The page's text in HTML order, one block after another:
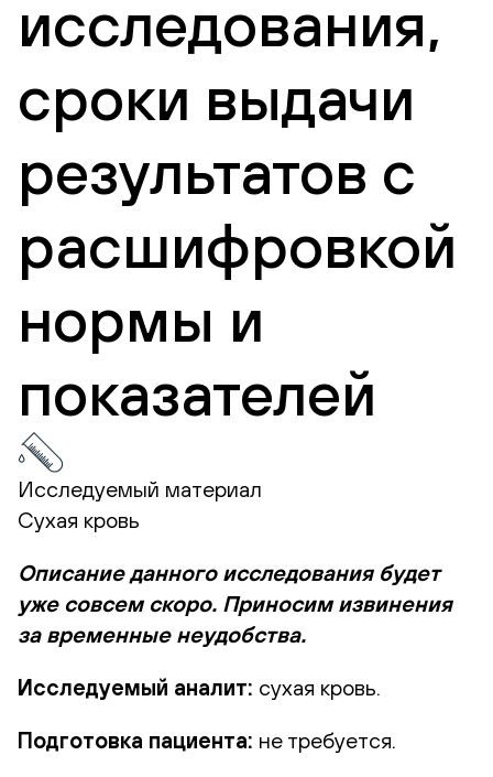
исследования,
сроки выдачи
результатов с
расшифровкой
нормы и
показателей
Исследуемый материал
Сухая кровь
Описание данного исследования будет
уже совсем скоро. Приносим извинения
за временные неудобства.
Исследуемый аналит: сухая кровь.
Подготовка пациента: не требуется.